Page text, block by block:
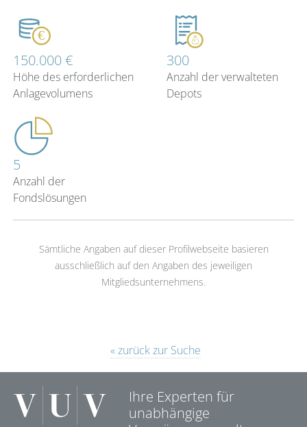
150.000 €
Höhe des erforderlichen
Anlagevolumens
300
Anzahl der verwalteten
Depots
5
Anzahl der
Fondslösungen
Sämtliche Angaben auf dieser Profilwebseite basieren
ausschließlich auf den Angaben des jeweiligen
Mitgliedsunternehmens.
« zurück zur Suche
Ihre Experten für
unabhängige